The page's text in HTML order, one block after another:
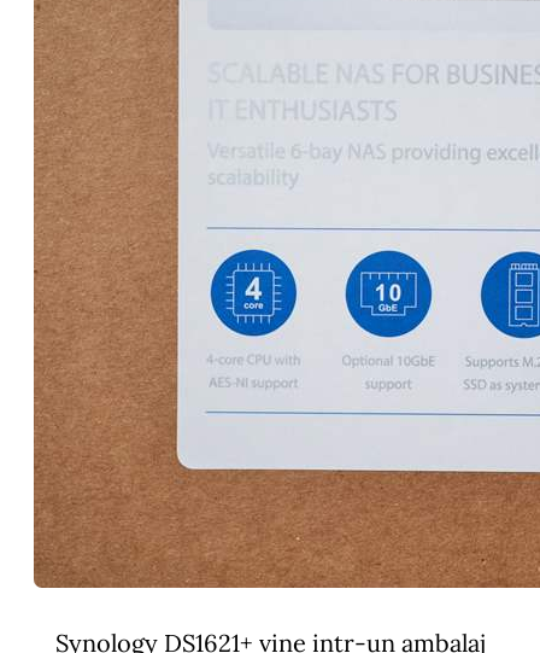
Synology DS1621+ vine intr-un ambalaj